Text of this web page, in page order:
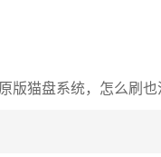
猫盘系统，怎么刷